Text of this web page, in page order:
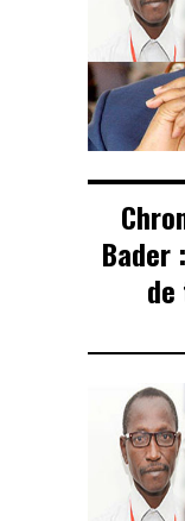
Bader